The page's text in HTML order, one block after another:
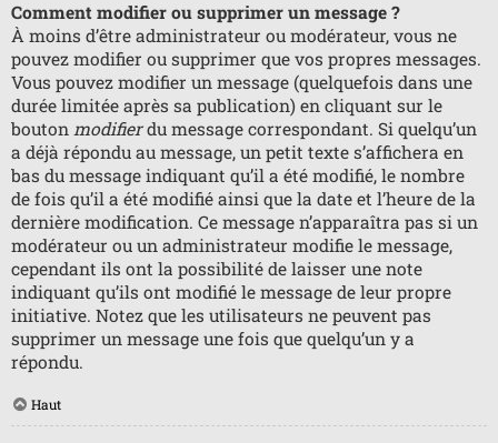
Comment modifier ou supprimer un message ?
À moins d’être administrateur ou modérateur, vous ne
pouvez modifier ou supprimer que vos propres messages.
Vous pouvez modifier un message (quelquefois dans une
durée limitée après sa publication) en cliquant sur le
bouton modifierdu message correspondant. Si quelqu’un
a déjà répondu au message, un petit texte s’affichera en
bas du message indiquant qu’il a été modifié, le nombre
de fois qu’il a été modifié ainsi que la date et l’heure de la
dernière modification. Ce message n’apparaîtra pas si un
modérateur ou un administrateur modifie le message,
cependant ils ont la possibilité de laisser une note
indiquant qu’ils ont modifié le message de leur propre
initiative. Notez que les utilisateurs ne peuvent pas
supprimer un message une fois que quelqu’un y a
répondu.
Haut